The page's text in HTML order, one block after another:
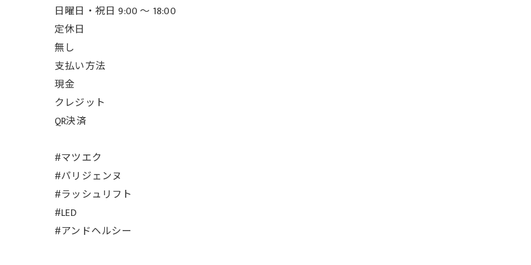
日曜日・祝日 9:00 ～ 18:00
定休日
無し
支払い方法
現金
クレジット
QR決済
#マツエク
#パリジェンヌ
#ラッシュリフト
#LED
#アンドヘルシー